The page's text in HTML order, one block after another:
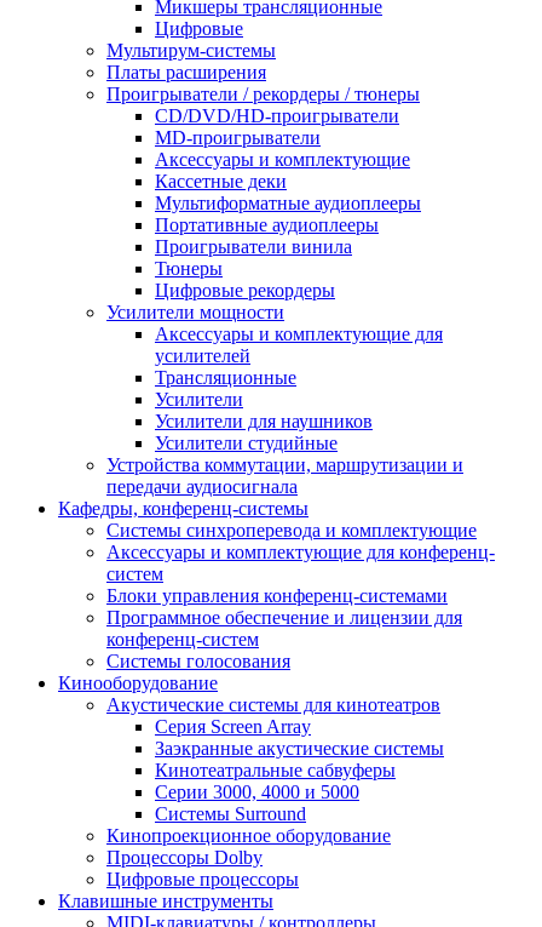
Микшеры трансляционные
Цифровые
Мультирум-системы
Платы расширения
Проигрыватели / рекордеры / тюнеры
CD/DVD/HD-проигрыватели
MD-проигрыватели
Аксессуары и комплектующие
Кассетные деки
Мультиформатные аудиоплееры
Портативные аудиоплееры
Проигрыватели винила
Тюнеры
Цифровые рекордеры
Усилители мощности
Аксессуары и комплектующие для
усилителей
Трансляционные
Усилители
Усилители для наушников
Усилители студийные
Устройства коммутации, маршрутизации и
передачи аудиосигнала
Кафедры, конференц-системы
Cистемы синхроперевода и комплектующие
Аксессуары и комплектующие для конференц-
систем
Блоки управления конференц-системами
Программное обеспечение и лицензии для
конференц-систем
Системы голосования
Кинооборудование
Акустические системы для кинотеатров
Cерия Screen Array
Заэкранные акустические системы
Кинотеатральные сабвуферы
Серии 3000, 4000 и 5000
Системы Surround
Кинопроекционное оборудование
Процессоры Dolby
Цифровые процессоры
Клавишные инструменты
MIDI-клавиатуры / контроллеры